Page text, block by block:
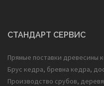
СТАНДАРТ СЕРВИС
Прямые поставки древесины
Брус кедра, бревна кедра,
Производство срубов,